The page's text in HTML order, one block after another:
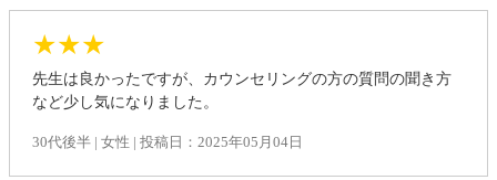
★★★
先生は良かったですが、カウンセリングの方の質問の聞き方
など少し気になりました。
30代後半 | 女性 | 投稿日：2025年05月04日